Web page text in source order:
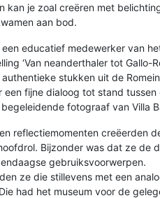
kan je zoal creëren met
aan bod.
educatief medewerker van
‘Van neanderthaler tot Gallo-
stukken uit de
een fijne dialoog tot stand
fotograaf van Villa
reflectiemomenten creëerden
Bijzonder was dat ze de
gebruiksvoorwerpen.
ze die stillevens met een
had het museum voor de